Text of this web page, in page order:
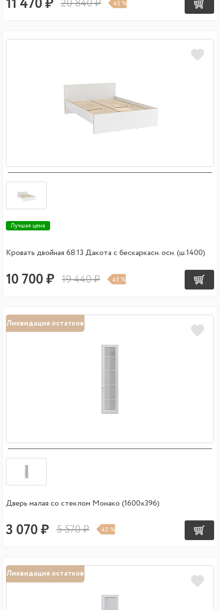
20 840 ₽ 45 %
Лучшая цена
Кровать двойная 68.13 Дакота с бескаркасн. осн. (ш.1400)
10 700 ₽ 19 440 ₽ 45 %
Ликвидация остатков
Дверь малая со стеклом Монако (1600х396)
3 070 ₽ 5 570 ₽ 45 %
Ликвидация остатков